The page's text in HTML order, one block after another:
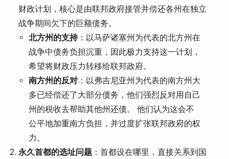
财政计划，核心是由联邦政府接管并偿还各州在独立
战争期间欠下的巨额债务。
北方州的支持：以马萨诸塞州为代表的北方州在
战争中债务负担沉重，因此极力支持这一计划，
希望将财政压力转移给联邦政府。
南方州的反对 ：以弗吉尼亚州为代表的南方州大
多已经偿还了大部分债务，他们强烈反对用自己
州的税收去帮助其他州还债。 他们认为这会不
公平地加重南方负担，并过度扩张联邦政府的权
力。
永久首都的选址问题 ：首都设在哪里，直接关系到国